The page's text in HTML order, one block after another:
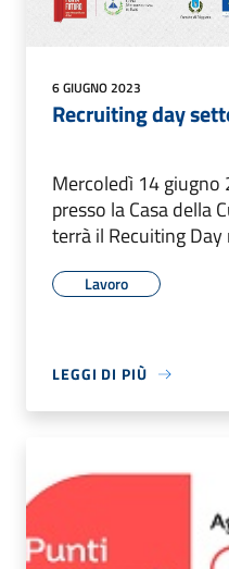
6 GIUGNO 2023
Recruiting day
Mercoledì 14 giugno
presso la Casa della
terrà il Recuiting
Lavoro
LEGGI DI PIÙ